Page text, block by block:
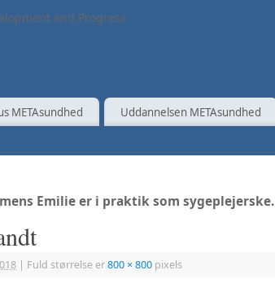
METAsundhed Uddannelsen METAsundhed
Emilie er i praktik som sygeplejerske.
| Fuld størrelse er800 × 800 pixels